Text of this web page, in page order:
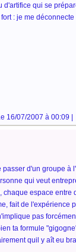
d'artifice qui se
: je me déconnecte
16/07/2007 à 00:09 |
passer d'un groupe
qui veut
chaque espace entre
fait de l'expérience
pas
ta formule
quil y aît eu